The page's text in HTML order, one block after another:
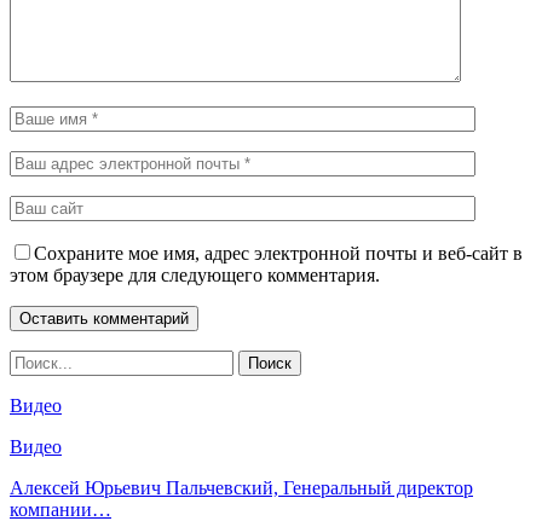
Сохраните мое имя, адрес электронной почты и веб-сайт в
этом браузере для следующего комментария.
Видео
Видео
Алексей Юрьевич Пальчевский, Генеральный директор
компании…